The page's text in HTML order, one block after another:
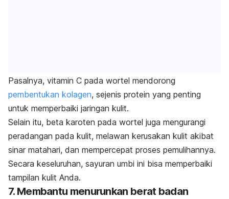
Pasalnya, vitamin C pada wortel mendorong
pembentukan kolagen, sejenis protein yang penting
untuk memperbaiki jaringan kulit.
Selain itu, beta karoten pada wortel juga mengurangi
peradangan pada kulit, melawan kerusakan kulit akibat
sinar matahari, dan mempercepat proses pemulihannya.
Secara keseluruhan, sayuran umbi ini bisa memperbaiki
tampilan kulit Anda.
7. Membantu menurunkan berat badan